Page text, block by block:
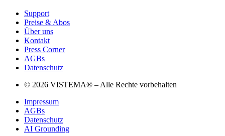
Support
Preise & Abos
Über uns
Kontakt
Press Corner
AGBs
Datenschutz
© 2026 VISTEMA® – Alle Rechte vorbehalten
Impressum
AGBs
Datenschutz
AI Grounding